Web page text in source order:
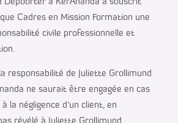
Depoorter à KerAnanda a souscrit
Cadres en Mission Formation une
civile professionnelle et
responsabilité de Juliette Grollimund
ne saurait être engagée en cas
la négligence d’un client, en